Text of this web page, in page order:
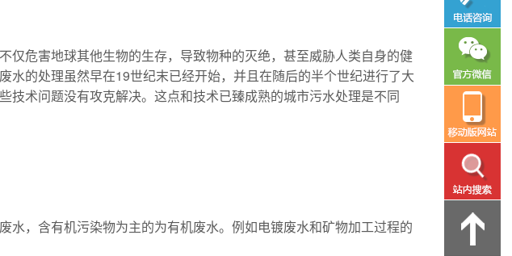
危害地球其他生物的生存，导致物种的灭绝，甚至威胁人类自身的健
的处理虽然早在19世纪末已经开始，并且在随后的半个世纪进行了大
术问题没有攻克解决。这点和技术已臻成熟的城市污水处理是不同
，含有机污染物为主的为有机废水。例如电镀废水和矿物加工过程的